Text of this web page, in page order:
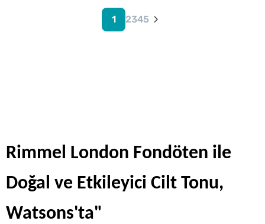
1 2345
Rimmel London Fondöten ile
Doğal ve Etkileyici Cilt Tonu,
Watsons'ta"